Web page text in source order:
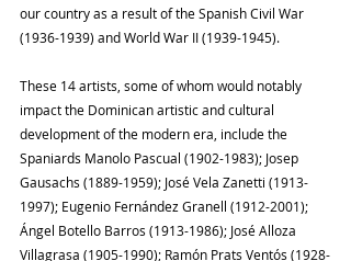
our country as a result of the Spanish Civil War
(1936-1939) and World War II (1939-1945).
These 14 artists, some of whom would notably
impact the Dominican artistic and cultural
development of the modern era, include the
Spaniards Manolo Pascual (1902-1983); Josep
Gausachs (1889-1959); José Vela Zanetti (1913-
1997); Eugenio Fernández Granell (1912-2001);
Ángel Botello Barros (1913-1986); José Alloza
Villagrasa (1905-1990); Ramón Prats Ventós (1928-